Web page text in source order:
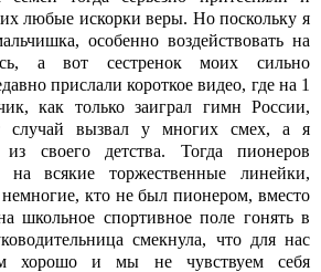
любые искорки веры. Но поскольку я
особенно воздействовать на
а вот сестренок моих сильно
прислали короткое видео, где на 1
как только заиграл гимн России,
случай вызвал у многих смех, а я
своего детства. Тогда пионеров
на всякие торжественные линейки,
кто не был пионером, вместо
школьное спортивное поле гонять в
смекнула, что для нас
хорошо и мы не чувствуем себя